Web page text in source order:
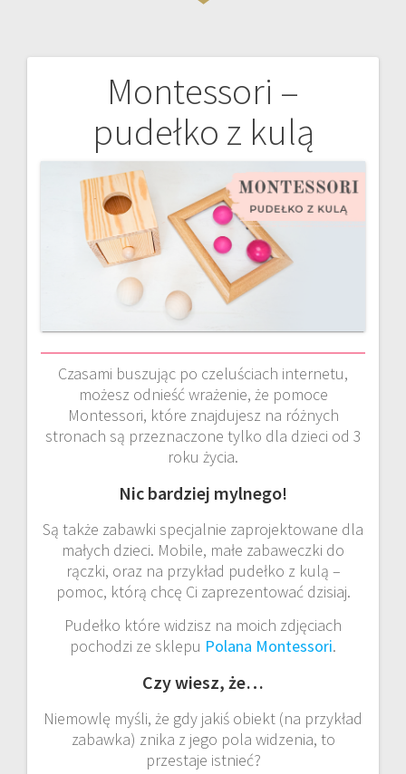
Montessori –
pudełko z kulą
Czasami buszując po czeluściach internetu,
możesz odnieść wrażenie, że pomoce
Montessori, które znajdujesz na różnych
stronach są przeznaczone tylko dla dzieci od 3
roku życia.
Nic bardziej mylnego!
Są także zabawki specjalnie zaprojektowane dla
małych dzieci. Mobile, małe zabaweczki do
rączki, oraz na przykład pudełko z kulą –
pomoc, którą chcę Ci zaprezentować dzisiaj.
Pudełko które widzisz na moich zdjęciach
pochodzi ze sklepu Polana Montessori.
Czy wiesz, że…
Niemowlę myśli, że gdy jakiś obiekt (na przykład
zabawka) znika z jego pola widzenia, to
przestaje istnieć?
Nawigacja
wpisu